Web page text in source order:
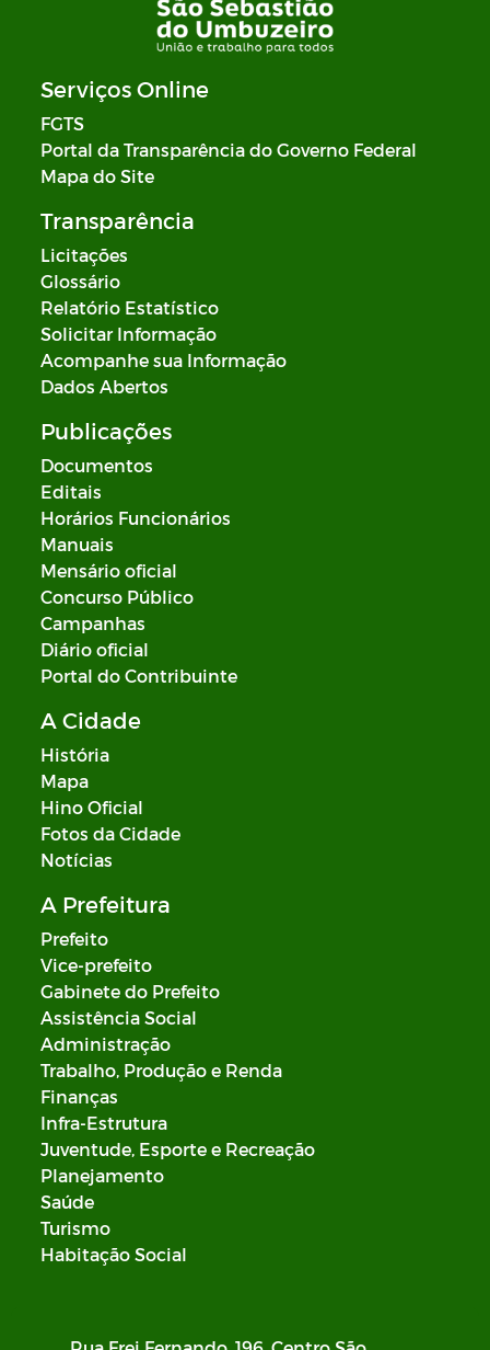
Serviços Online
FGTS
Portal da Transparência do Governo Federal
Mapa do Site
Transparência
Licitações
Glossário
Relatório Estatístico
Solicitar Informação
Acompanhe sua Informação
Dados Abertos
Publicações
Documentos
Editais
Horários Funcionários
Manuais
Mensário oficial
Concurso Público
Campanhas
Diário oficial
Portal do Contribuinte
A Cidade
História
Mapa
Hino Oficial
Fotos da Cidade
Notícias
A Prefeitura
Prefeito
Vice-prefeito
Gabinete do Prefeito
Assistência Social
Administração
Trabalho, Produção e Renda
Finanças
Infra-Estrutura
Juventude, Esporte e Recreação
Planejamento
Saúde
Turismo
Habitação Social